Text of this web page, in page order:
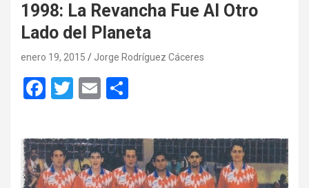
1998: La Revancha Fue Al Otro
Lado del Planeta
enero 19, 2015 Jorge Rodríguez Cáceres
F
ce
b
o
T
tt
er
E
ail m
p
ar